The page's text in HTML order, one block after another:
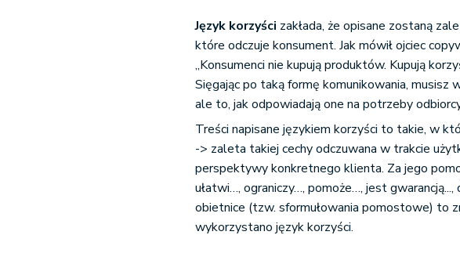
Język korzyści zakłada, że opisane zostaną
które odczuje konsument. Jak mówił ojciec
„Konsumenci nie kupują produktów. Kupują
Sięgając po taką formę komunikowania, musisz
ale to, jak odpowiadają one na potrzeby
Treści napisane językiem korzyści to takie, w
-> zaleta takiej cechy odczuwana w trakcie
perspektywy konkretnego klienta. Za jego
ułatwi…, ograniczy…, pomoże…, jest
obietnice (tzw. sformułowania pomostowe) to
wykorzystano język korzyści.